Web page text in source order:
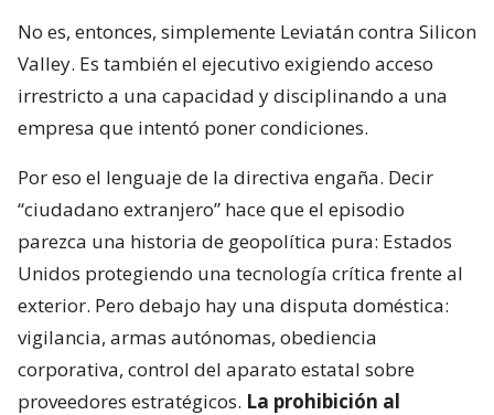
No es, entonces, simplemente Leviatán contra Silicon
Valley. Es también el ejecutivo exigiendo acceso
irrestricto a una capacidad y disciplinando a una
empresa que intentó poner condiciones.
Por eso el lenguaje de la directiva engaña. Decir
“ciudadano extranjero” hace que el episodio
parezca una historia de geopolítica pura: Estados
Unidos protegiendo una tecnología crítica frente al
exterior. Pero debajo hay una disputa doméstica:
vigilancia, armas autónomas, obediencia
corporativa, control del aparato estatal sobre
proveedores estratégicos. La prohibición al